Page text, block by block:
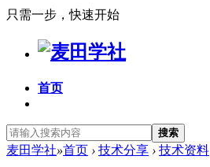
只需一步，快速开始
首页
搜索
麦田学社»首页 › 技术分享 › 技术资料